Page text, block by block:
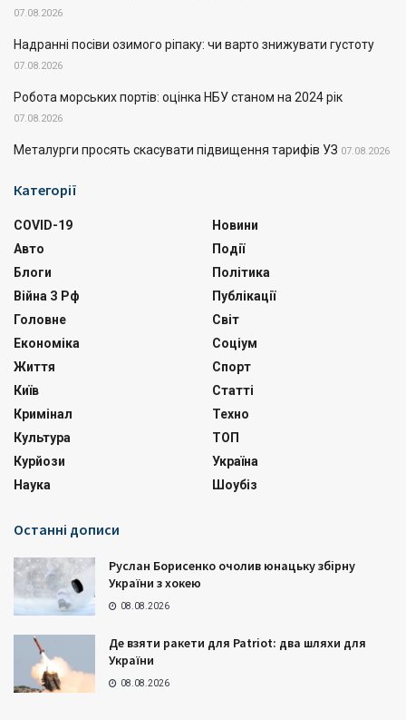
07.08.2026
Надранні посіви озимого ріпаку: чи варто знижувати густоту
07.08.2026
Робота морських портів: оцінка НБУ станом на 2024 рік
07.08.2026
Металурги просять скасувати підвищення тарифів УЗ 07.08.2026
Категорії
COVID-19
Авто
Блоги
Війна З Рф
Головне
Економіка
Життя
Київ
Кримінал
Культура
Курйози
Наука
Новини
Події
Політика
Публікації
Світ
Соціум
Спорт
Статті
Техно
ТОП
Україна
Шоубіз
Останні дописи
Руслан Борисенко очолив юнацьку збірну
України з хокею
08.08.2026
Де взяти ракети для Patriot: два шляхи для
України
08.08.2026